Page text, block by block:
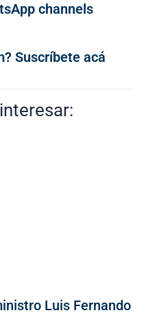
channels
Suscríbete acá
Luis Fernando